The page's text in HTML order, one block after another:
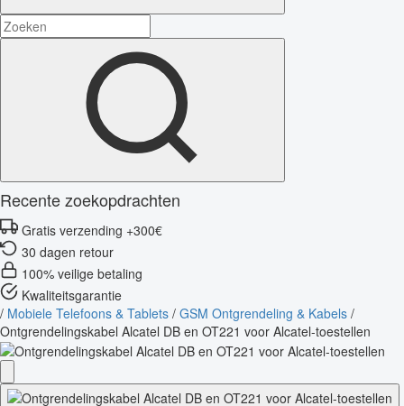
Recente zoekopdrachten
Gratis verzending +300€
30 dagen retour
100% veilige betaling
Kwaliteitsgarantie
/ Mobiele Telefoons & Tablets / GSM Ontgrendeling & Kabels /
Ontgrendelingskabel Alcatel DB en OT221 voor Alcatel-toestellen